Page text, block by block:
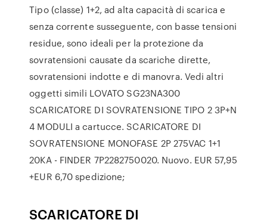
Tipo (classe) 1+2, ad alta capacità di scarica e
senza corrente susseguente, con basse tensioni
residue, sono ideali per la protezione da
sovratensioni causate da scariche dirette,
sovratensioni indotte e di manovra. Vedi altri
oggetti simili LOVATO SG23NA300
SCARICATORE DI SOVRATENSIONE TIPO 2 3P+N
4 MODULI a cartucce. SCARICATORE DI
SOVRATENSIONE MONOFASE 2P 275VAC 1+1
20KA - FINDER 7P2282750020. Nuovo. EUR 57,95
+EUR 6,70 spedizione;
SCARICATORE DI